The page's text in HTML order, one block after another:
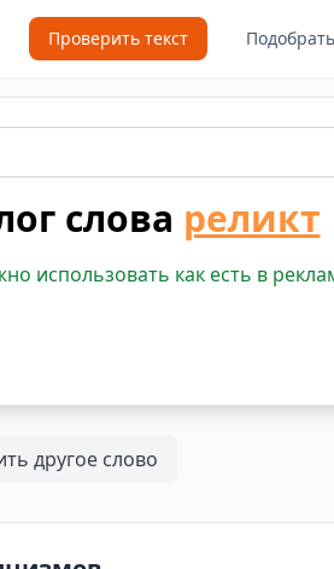
Проверить текст
слова реликт
использовать как есть в
другое слово